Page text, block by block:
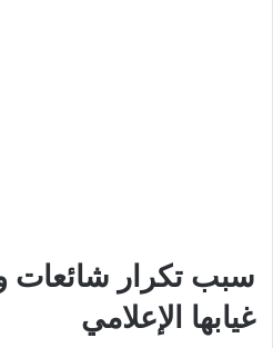
سبب تكرار شائعات
غيابها الإعلامي